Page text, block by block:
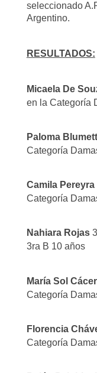
seleccionado
Argentino.
RESULTADOS:
Micaela De
en la Categoría
Paloma
Categoría
Camila Pereyra
Categoría
Nahiara Rojas
3ra B 10 años
María Sol
Categoría
Florencia
Categoría